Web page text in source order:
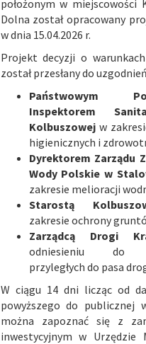
położonym w miejscowości
Dolna został opracowany
w dnia 15.04.2026 r.
Projekt decyzji o
został przesłany do
Państwowym
Inspektorem
Kolbuszowej w
higienicznych i
Dyrektorem Zarządu
Wody Polskie w
zakresie melioracji
Starostą
zakresie ochrony
Zarządcą Drogi
odniesieniu do
przyległych do pasa
W ciągu 14 dni licząc od
powyższego do publicznej
można zapoznać się z
inwestycyjnym w Urzędzie